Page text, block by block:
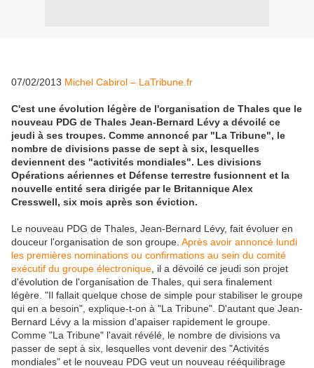
07/02/2013 Michel Cabirol – LaTribune.fr
C'est une évolution légère de l'organisation de Thales que le
nouveau PDG de Thales Jean-Bernard Lévy a dévoilé ce
jeudi à ses troupes. Comme annoncé par "La Tribune", le
nombre de divisions passe de sept à six, lesquelles
deviennent des "activités mondiales". Les divisions
Opérations aériennes et Défense terrestre fusionnent et la
nouvelle entité sera dirigée par le Britannique Alex
Cresswell, six mois après son éviction.
Le nouveau PDG de Thales, Jean-Bernard Lévy, fait évoluer en
douceur l'organisation de son groupe. Après avoir annoncé lundi
les premières nominations ou confirmations au sein du comité
exécutif du groupe électronique , il a dévoilé ce jeudi son projet
d'évolution de l'organisation de Thales, qui sera finalement
légère. "Il fallait quelque chose de simple pour stabiliser le groupe
qui en a besoin", explique-t-on à "La Tribune". D'autant que Jean-
Bernard Lévy a la mission d'apaiser rapidement le groupe.
Comme "La Tribune" l'avait révélé, le nombre de divisions va
passer de sept à six, lesquelles vont devenir des "Activités
mondiales" et le nouveau PDG veut un nouveau rééquilibrage